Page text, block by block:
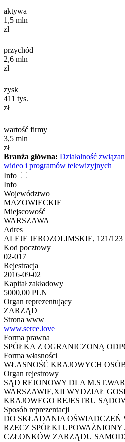
aktywa
1,5 mln
zł
przychód
2,6 mln
zł
zysk
411 tys.
zł
wartość firmy
3,5 mln
zł
Branża główna: Działalność
wideo i programów telewizyjnych
Info
Info
Województwo
MAZOWIECKIE
Miejscowość
WARSZAWA
Adres
ALEJE JEROZOLIMSKIE, 121/123
Kod pocztowy
02-017
Rejestracja
2016-09-02
Kapitał zakładowy
5000,00 PLN
Organ reprezentujący
ZARZĄD
Strona www
www.serce.love
Forma prawna
SPÓŁKA Z OGRANICZONĄ
Forma własności
WŁASNOŚĆ KRAJOWYCH
Organ rejestrowy
SĄD REJONOWY DLA
WARSZAWIE,XII WYDZIAŁ
KRAJOWEGO REJESTRU
Sposób reprezentacji
DO SKŁADANIA OŚWIADCZEŃ
RZECZ SPÓŁKI UPOWAŻNIONY
CZŁONKÓW ZARZĄDU